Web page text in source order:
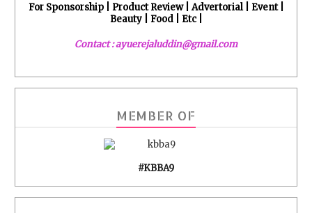
For Sponsorship | Product Review | Advertorial | Event |
Beauty | Food | Etc |
Contact : ayuerejaluddin@gmail.com
MEMBER OF
#KBBA9